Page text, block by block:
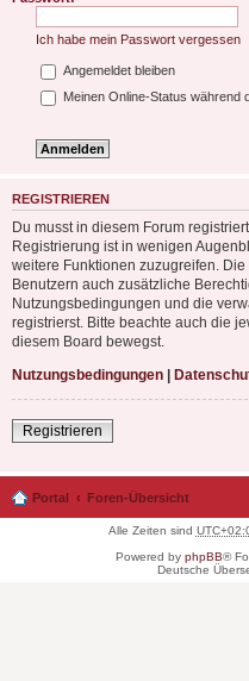
Ich habe mein Passwort vergessen
Angemeldet bleiben
Meinen Online-Status während
REGISTRIEREN
Du musst in diesem Forum
Registrierung ist in wenigen
weitere Funktionen zuzugreifen.
Benutzern auch zusätzliche
Nutzungsbedingungen und die
registrierst. Bitte beachte auch die
diesem Board bewegst.
Nutzungsbedingungen |
Registrieren
Portal Foren-Übersicht
Alle Zeiten sind
Powered by phpBB®
Deutsche